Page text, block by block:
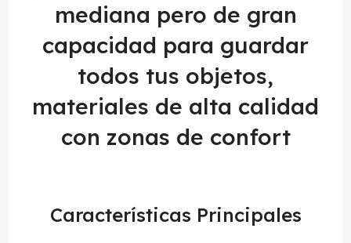
mediana pero de gran
capacidad para guardar
todos tus objetos,
materiales de alta calidad
con zonas de confort
Características Principales